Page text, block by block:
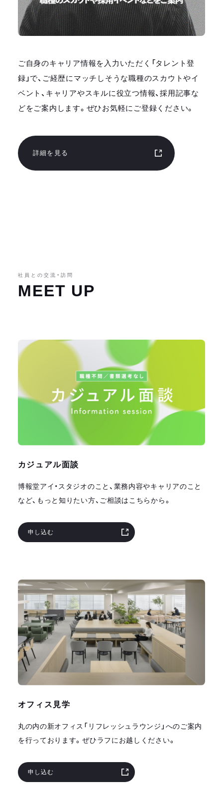
ご自身のキャリア情報を入力いただく「タレント登
録」で、ご経歴にマッチしそうな職種のスカウトやイ
ベント、キャリアやスキルに役立つ情報、採用記事な
どをご案内します。ぜひお気軽にご登録ください。
詳細を見る
社員との交流・訪問
MEET UP
カジュアル面談
博報堂アイ・スタジオのこと、業務内容やキャリアのこと
など、もっと知りたい方、ご相談はこちらから。
申し込む
オフィス見学
丸の内の新オフィス「リフレッシュラウンジ」へのご案内
を行っております。ぜひラフにお越しください。
申し込む